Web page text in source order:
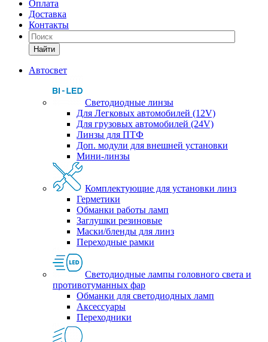
Оплата
Доставка
Контакты
Найти
Автосвет
Светодиодные линзы
Для Легковых автомобилей (12V)
Для грузовых автомобилей (24V)
Линзы для ПТФ
Доп. модули для внешней установки
Мини-линзы
Комплектующие для установки линз
Герметики
Обманки работы ламп
Заглушки резиновые
Маски/бленды для линз
Переходные рамки
Светодиодные лампы головного света и
противотуманных фар
Обманки для светодиодных ламп
Аксессуары
Переходники